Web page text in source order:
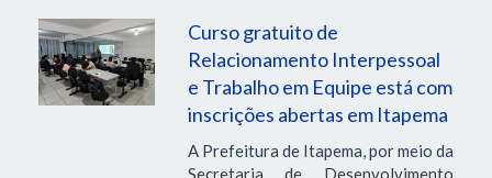
Curso gratuito de
Relacionamento Interpessoal
e Trabalho em Equipe está com
inscrições abertas em Itapema
A Prefeitura de Itapema, por meio da
Secretaria de Desenvolvimento